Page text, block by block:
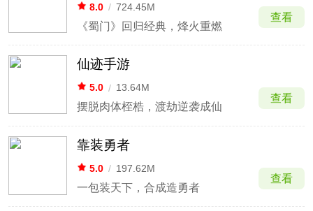
8.0 / 724.45M
《蜀门》回归经典，烽火重燃
查看
仙迹手游
5.0 / 13.64M
摆脱肉体桎梏，渡劫逆袭成仙
查看
靠装勇者
5.0 / 197.62M
一包装天下，合成造勇者
查看